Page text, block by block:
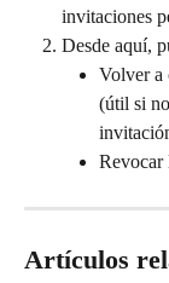
invitaciones
Desde aquí,
Volver a
(útil si
Revocar
Artículos